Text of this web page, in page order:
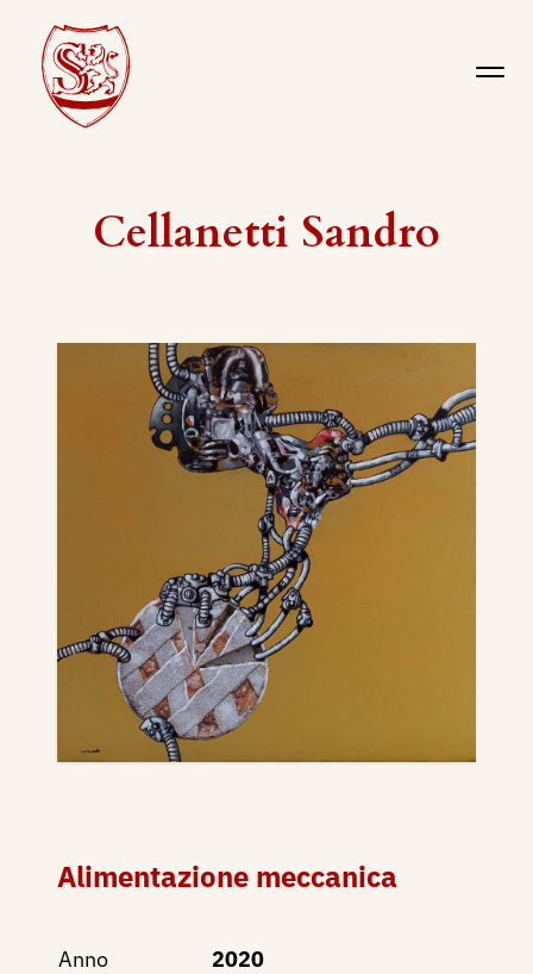
Cellanetti Sandro
Alimentazione meccanica
Anno
2020